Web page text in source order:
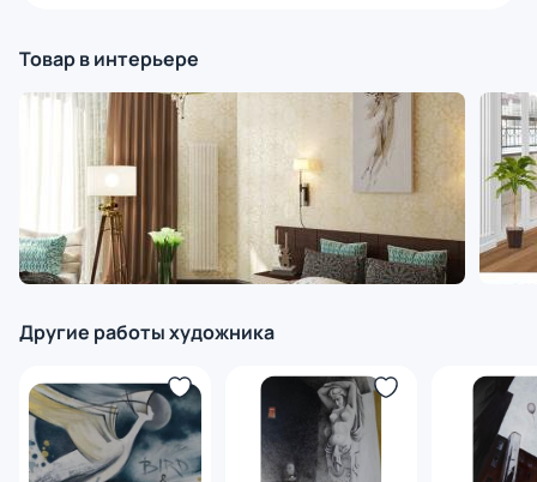
Товар в интерьере
Другие работы художника